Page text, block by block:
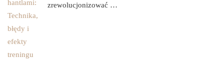
zrewolucjonizować …